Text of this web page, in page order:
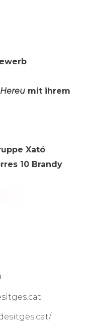
Hereu mit ihrem
Xató
10 Brandy